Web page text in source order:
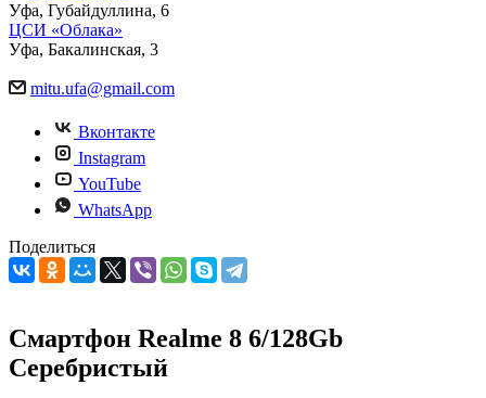
Уфа, Губайдуллина, 6
ЦСИ «Облака»
Уфа, Бакалинская, 3
mitu.ufa@gmail.com
Вконтакте
Instagram
YouTube
WhatsApp
Поделиться
Смартфон Realme 8 6/128Gb
Серебристый